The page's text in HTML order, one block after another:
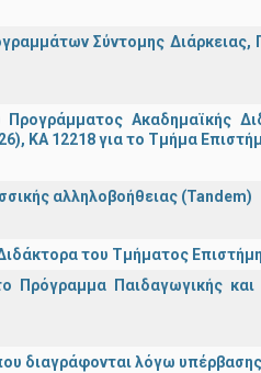
Σύντομης Διάρκειας,
Ακαδημαϊκής
ΚΑ 12218 για το Τμήμα
αλληλοβοήθειας (Tandem)
του Τμήματος
Πρόγραμμα Παιδαγωγικής
διαγράφονται λόγω